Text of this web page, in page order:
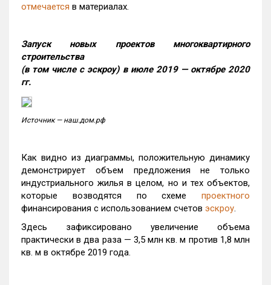
отмечается в материалах.
Запуск новых проектов многоквартирного
строительства
(в том числе с эскроу) в июле 2019 — октябре 2020
гг.
Источник — наш.дом.рф
Как видно из диаграммы, положительную динамику
демонстрирует объем предложения не только
индустриального жилья в целом, но и тех объектов,
которые возводятся по схеме проектного
финансирования с использованием счетов эскроу.
Здесь зафиксировано увеличение объема
практически в два раза — 3,5 млн кв. м против 1,8 млн
кв. м в октябре 2019 года.